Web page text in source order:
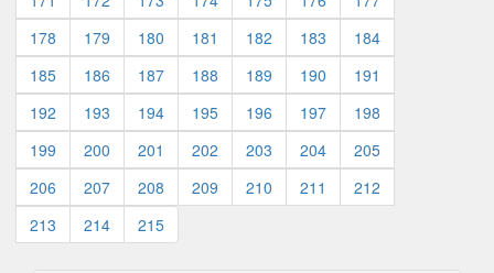
178
179 180 181 182 183
184
185
186 187 188 189 190
191
192
193 194 195 196 197
198
199
200 201 202 203 204
205
206
207 208 209 210 211
212
213
214 215